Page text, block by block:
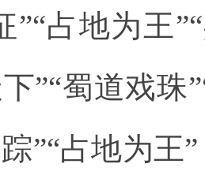
”“占地为王
”“蜀道戏珠
”“占地为王